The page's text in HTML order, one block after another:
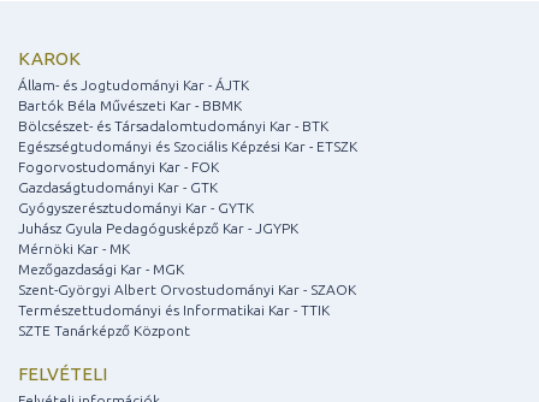
KAROK
Állam- és Jogtudományi Kar - ÁJTK
Bartók Béla Művészeti Kar - BBMK
Bölcsészet- és Társadalomtudományi Kar - BTK
Egészségtudományi és Szociális Képzési Kar - ETSZK
Fogorvostudományi Kar - FOK
Gazdaságtudományi Kar - GTK
Gyógyszerésztudományi Kar - GYTK
Juhász Gyula Pedagógusképző Kar - JGYPK
Mérnöki Kar - MK
Mezőgazdasági Kar - MGK
Szent-Györgyi Albert Orvostudományi Kar - SZAOK
Természettudományi és Informatikai Kar - TTIK
SZTE Tanárképző Központ
FELVÉTELI